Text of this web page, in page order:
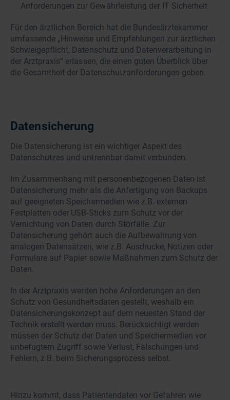
Anforderungen zur Gewährleistung der IT Sicherheit
Für den ärztlichen Bereich hat die Bundesärztekammer
umfassende „Hinweise und Empfehlungen zur ärztlichen
Schweigepflicht, Datenschutz und Datenverarbeitung in
der Arztpraxis“ erlassen, die einen guten Überblick über
die Gesamtheit der Datenschutzanforderungen geben.
Datensicherung
Die Datensicherung ist ein wichtiger Aspekt des
Datenschutzes und untrennbar damit verbunden.
Im Zusammenhang mit personenbezogenen Daten ist
Datensicherung mehr als die Anfertigung von Backups
auf geeigneten Speichermedien wie z.B. externen
Festplatten oder USB-Sticks zum Schutz vor der
Vernichtung von Daten durch Störfälle. Zur
Datensicherung gehört auch die Aufbewahrung von
analogen Datensätzen, wie z.B. Ausdrucke, Notizen oder
Formulare auf Papier sowie Maßnahmen zum Schutz der
Daten.
In der Arztpraxis werden hohe Anforderungen an den
Schutz von Gesundheitsdaten gestellt, weshalb ein
Datensicherungskonzept auf dem neuesten Stand der
Technik erstellt werden muss. Berücksichtigt werden
müssen der Schutz der Daten und Speichermedien vor
unbefugtem Zugriff sowie Verlust, Fälschungen und
Fehlern, z.B. beim Sicherungsprozess selbst.
Hinzu kommt, dass Patientendaten vor Gefahren wie